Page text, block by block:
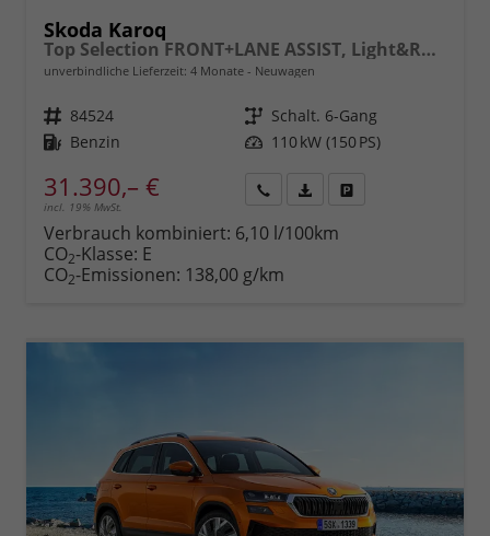
Skoda Karoq
Top Selection FRONT+LANE ASSIST, Light&Rain FULL LED, KESSY, 8" Entertainment, virtuelles Cockpit, Climatronic, Parksensoren, Sitzhzg., 17" ALU uvm.
unverbindliche Lieferzeit: 4 Monate Neuwagen
Fahrzeugnr. 84524 Getriebe Schalt. 6-Gang
Kraftstoff Benzin Leistung 110 kW (150 PS)
31.390,– €
incl. 19% MwSt.
anfordern
Datei,
Verbrauch kombiniert: 6,10 l/100km
CO2-Klasse: E
CO2-Emissionen: 138,00 g/km